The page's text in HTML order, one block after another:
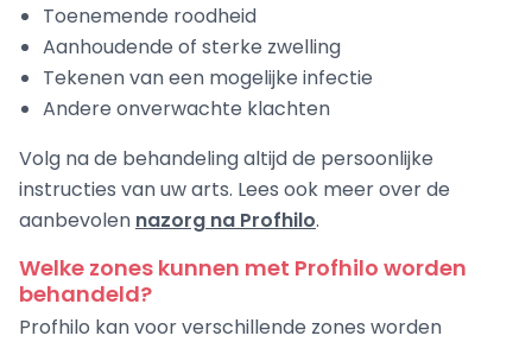
Toenemende roodheid
Aanhoudende of sterke zwelling
Tekenen van een mogelijke infectie
Andere onverwachte klachten
Volg na de behandeling altijd de persoonlijke
instructies van uw arts. Lees ook meer over de
aanbevolen nazorg na Profhilo.
Welke zones kunnen met Profhilo worden
behandeld?
Profhilo kan voor verschillende zones worden